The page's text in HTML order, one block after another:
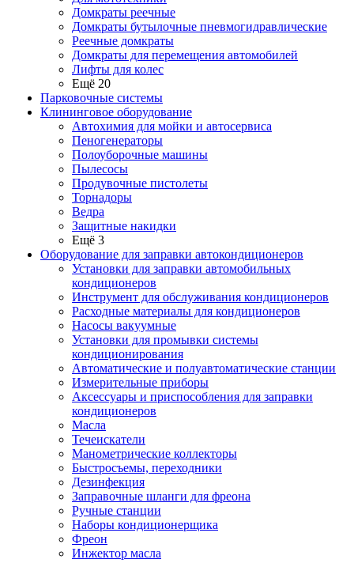
Домкраты реечные
Домкраты бутылочные пневмогидравлические
Реечные домкраты
Домкраты для перемещения автомобилей
Лифты для колес
Ещё 20
Парковочные системы
Клининговое оборудование
Автохимия для мойки и автосервиса
Пеногенераторы
Полоуборочные машины
Пылесосы
Продувочные пистолеты
Торнадоры
Ведра
Защитные накидки
Ещё 3
Оборудование для заправки автокондиционеров
Установки для заправки автомобильных
кондиционеров
Инструмент для обслуживания кондиционеров
Расходные материалы для кондиционеров
Насосы вакуумные
Установки для промывки системы
кондиционирования
Автоматические и полуавтоматические станции
Измерительные приборы
Аксессуары и приспособления для заправки
кондиционеров
Масла
Течеискатели
Манометрические коллекторы
Быстросъемы, переходники
Дезинфекция
Заправочные шланги для фреона
Ручные станции
Наборы кондиционерщика
Фреон
Инжектор масла